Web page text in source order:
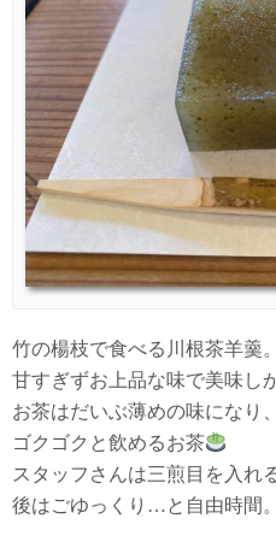
竹の楊枝で食べる川根茶羊羹。
甘すぎずお上品な味で美味し
お茶はだいぶ薄めの味になり
ゴクゴクと飲めるお茶
スタッフさんは三煎目を入れ
後はごゆっくり…と自由時間。